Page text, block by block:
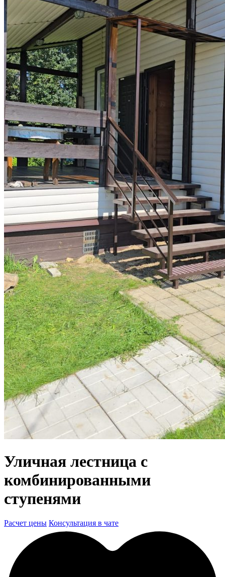
Уличная лестница с
комбинированными
ступенями
Расчет цены Консультация в чате